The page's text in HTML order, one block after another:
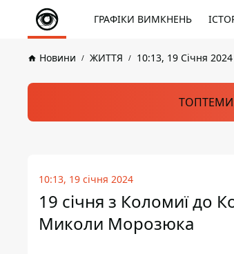
ГРАФІКИ ВИМКНЕНЬ
Новини ЖИТТЯ 10:13, 19 Січня 2024
10:13, 19 січня 2024
19 січня з Коломиї до
Миколи Морозюка